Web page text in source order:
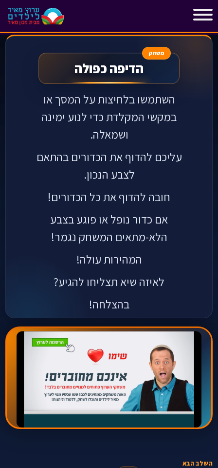
משחק
הדיפה כפולה
השתמשו בלחיצות על המסך או
במקשי המקלדת כדי לנוע ימינה
ושמאלה.
עליכם להדוף את הכדורים בהתאם
לצבע הנכון.
חובה להדוף את כל הכדורים!
אם כדור נופל או פוגע בצבע
הלא-מתאים המשחק נגמר!
המהירות עולה!
לאיזה שיא תצליחו להגיע?
בהצלחה!
השלב הבא